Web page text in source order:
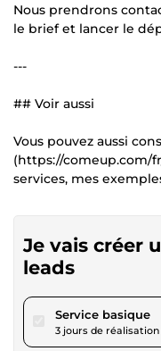
Nous prendrons
le brief et lancer le
---
## Voir aussi
Vous pouvez aussi
(https://comeup.com/
services, mes
Je vais créer
leads
Service basique
3 jours de réalisation